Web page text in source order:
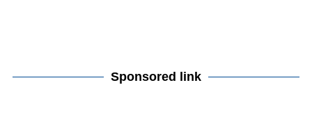
Sponsored link